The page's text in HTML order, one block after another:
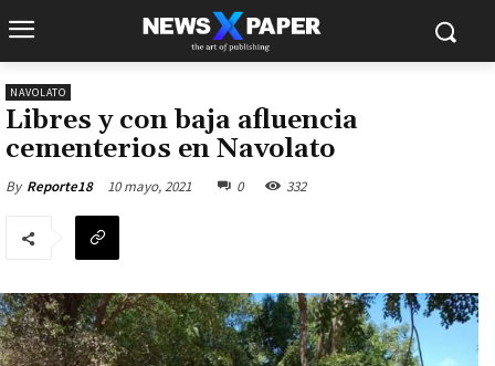
NAVOLATO
Libres y con baja afluencia
cementerios en Navolato
By Reporte18 10 mayo, 2021 0 332